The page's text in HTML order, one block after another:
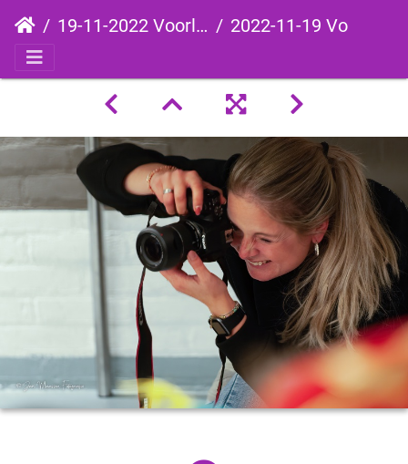
19-11-2022 Voorleesavond 2022-11-19 Voorleesavond-139